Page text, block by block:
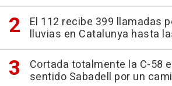
El 112 recibe 399 llamadas
lluvias en Catalunya hasta
Cortada totalmente la C-58
sentido Sabadell por un